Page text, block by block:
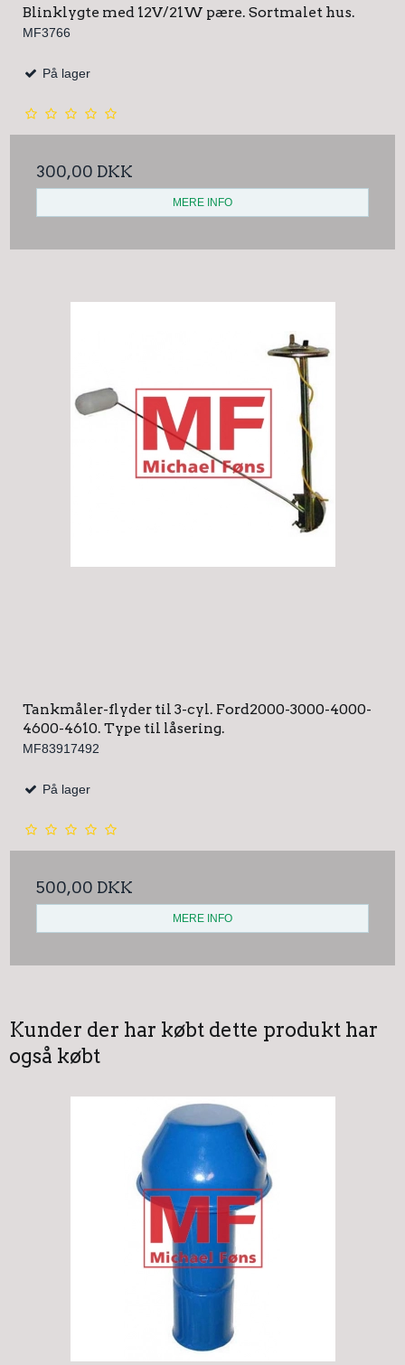
Blinklygte med 12V/21W pære. Sortmalet hus.
MF3766
På lager
300,00 DKK
MERE INFO
Tankmåler-flyder til 3-cyl. Ford2000-3000-4000-
4600-4610. Type til låsering.
MF83917492
På lager
500,00 DKK
MERE INFO
Kunder der har købt dette produkt har
også købt